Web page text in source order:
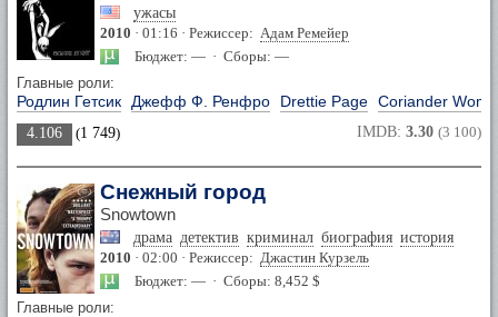
ужасы
2010 · 01:16 · Режиссер: Адам Ремейер
Бюджет: — · Сборы: —
Главные роли:
Родлин Гетсик Джефф Ф. Ренфро Drettie Page Coriander
4.106 (1 749) IMDB: 3.30 (3 100)
Снежный город
Snowtown
драма детектив криминал биография история
2010 · 02:00 · Режиссер: Джастин Курзель
Бюджет: — · Сборы: 8,452 $
Главные роли: